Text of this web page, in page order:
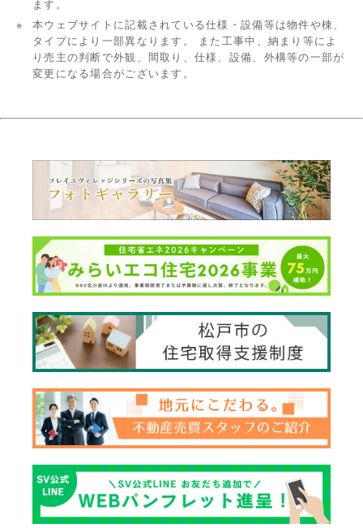
ます。
本ウェブサイトに記載されている仕様・設備等は物件や棟、
タイプにより一部異なります。 また工事中、納まり等によ
り売主の判断で外観、間取り、仕様、設備、外構等の一部が
変更になる場合がございます。